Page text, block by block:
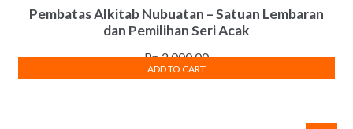
Pembatas Alkitab Nubuatan – Satuan Lembaran
dan Pemilihan Seri Acak
Rp2,000.00
ADD TO CART